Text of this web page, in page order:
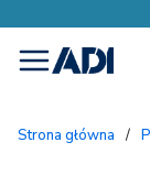
menu
Strona główna /